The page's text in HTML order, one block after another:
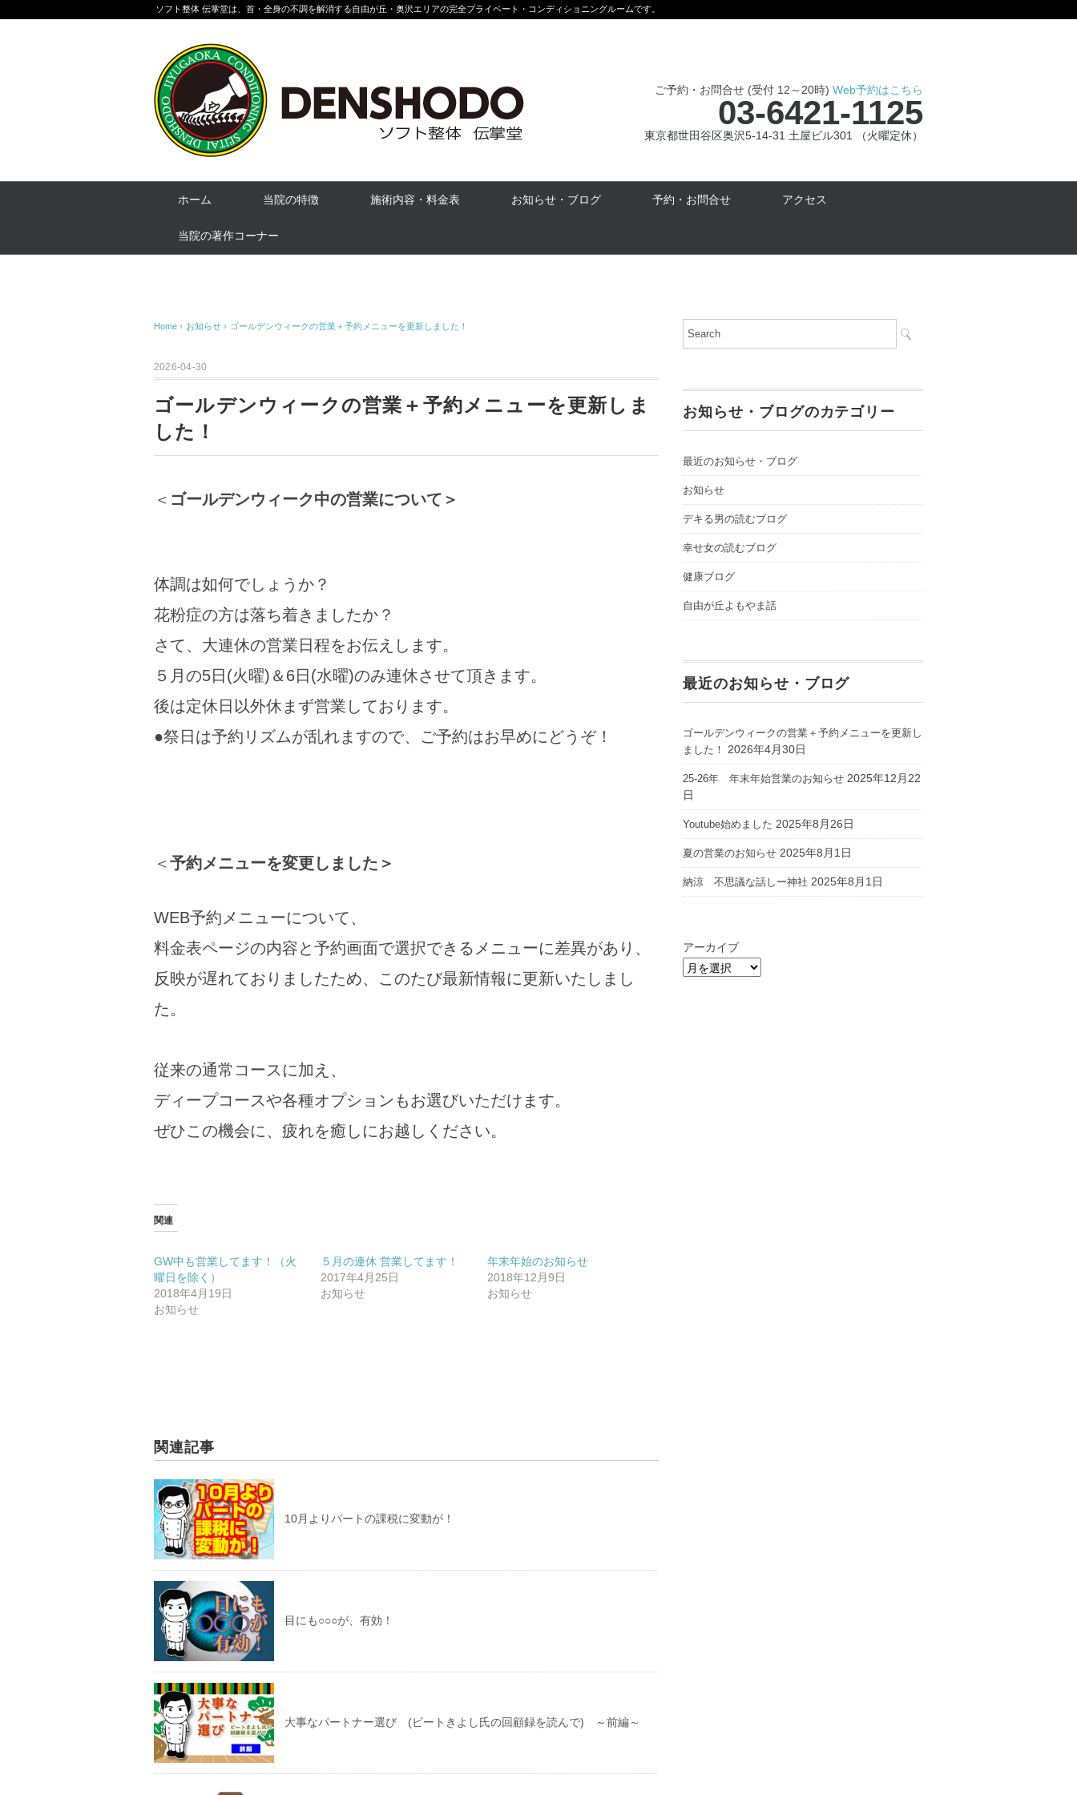
ソフト整体 伝掌堂は、首・全身の不調を解消する自由が丘・奥沢エリアの完全プライベート・コンディショニングルームです。
ご予約・お問合せ (受付 12～20時) Web予約はこちら
03-6421-1125
東京都世田谷区奥沢5-14-31 土屋ビル301 （火曜定休）
ホーム 当院の特徴 施術内容・料金表 お知らせ・ブログ 予約・お問合せ アクセス
当院の著作コーナー
Home › お知らせ › ゴールデンウィークの営業＋予約メニューを更新しました！
2026-04-30
ゴールデンウィークの営業＋予約メニューを更新しま
した！
＜ ゴールデンウィーク中の営業について＞
体調は如何でしょうか？
花粉症の方は落ち着きましたか？
さて、大連休の営業日程をお伝えします。
５月の5日(火曜)＆6日(水曜)のみ連休させて頂きます。
後は定休日以外休まず営業しております。
●祭日は予約リズムが乱れますので、ご予約はお早めにどうぞ！
＜ 予約メニューを変更しました＞
WEB予約メニューについて、
料金表ページの内容と予約画面で選択できるメニューに差異があり、
反映が遅れておりましたため、このたび最新情報に更新いたしまし
た。
従来の通常コースに加え、
ディープコースや各種オプションもお選びいただけます。
ぜひこの機会に、疲れを癒しにお越しください。
関連
GW中も営業してます！（火
曜日を除く）
2018年4月19日
お知らせ
５月の連休 営業してます！
2017年4月25日
お知らせ
年末年始のお知らせ
2018年12月9日
お知らせ
関連記事
10月よりパートの課税に変動が！
目にも○○○が、有効！
大事なパートナー選び (ビートきよし氏の回顧録を読んで) ～前編～
お知らせ・ブログのカテゴリー
最近のお知らせ・ブログ
お知らせ
デキる男の読むブログ
幸せ女の読むブログ
健康ブログ
自由が丘よもやま話
最近のお知らせ・ブログ
ゴールデンウィークの営業＋予約メニューを更新し
ました！
2026年4月30日
25-26年 年末年始営業のお知らせ 2025年12月22
日
Youtube始めました 2025年8月26日
夏の営業のお知らせ 2025年8月1日
納涼 不思議な話しー神社 2025年8月1日
アーカイブ